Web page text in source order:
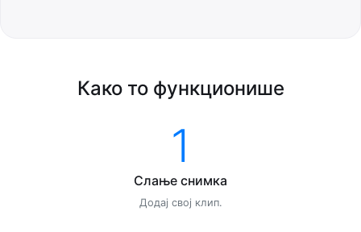
Како то функционише
1
Слање снимка
Додај свој клип.